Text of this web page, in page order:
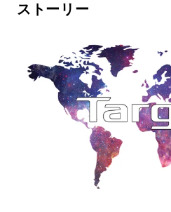
ストーリー